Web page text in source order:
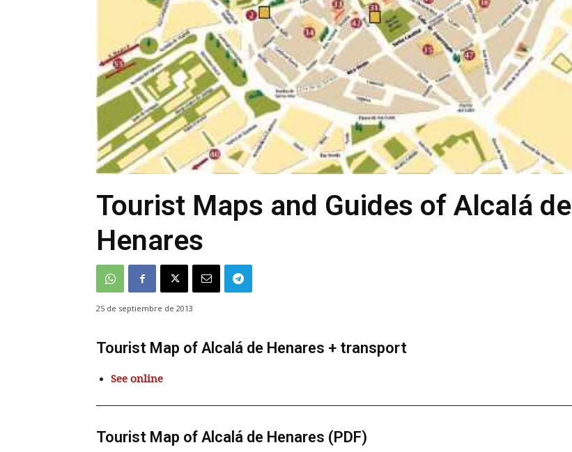
Tourist Maps and Guides of Alcalá de
Henares
25 de septiembre de 2013
Tourist Map of Alcalá de Henares + transport
See online
Tourist Map of Alcalá de Henares (PDF)